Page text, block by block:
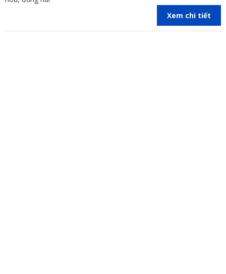
Phòng khách liên thông với phòng bếp giúp mở rộng không gian cho
nhà
Xem chi tiết